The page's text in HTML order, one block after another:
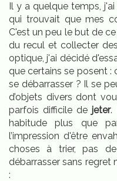
Il y a quelque temps,
qui trouvait que mes
C'est un peu le but de
du recul et collecter
optique, j'ai décidé
que certains se posent
se débarrasser ? Il se
d’objets divers dont
parfois difficile de jeter.
habitude plus que
l’impression d'être
choses à trier, pas
débarrasser sans regret
: